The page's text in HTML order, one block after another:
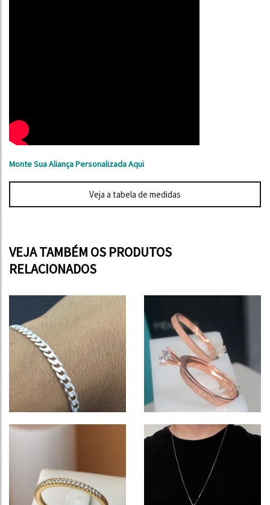
Monte Sua Aliança Personalizada Aqui
Veja a tabela de medidas
VEJA TAMBÉM OS PRODUTOS
RELACIONADOS